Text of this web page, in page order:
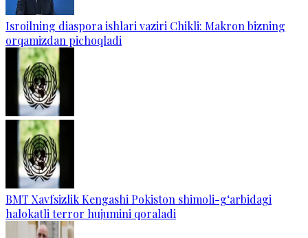
Isroilning diaspora ishlari vaziri Chikli: Makron bizning
orqamizdan pichoqladi
BMT Xavfsizlik Kengashi Pokiston shimoli-g‘arbidagi
halokatli terror hujumini qoraladi